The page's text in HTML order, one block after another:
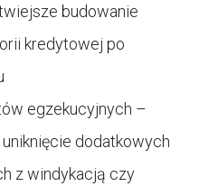
budowanie
kredytowej po
egzekucyjnych –
dodatkowych
z windykacją czy